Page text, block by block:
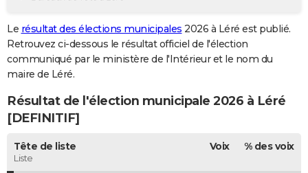
GUIDES D'ACHAT
BONS PLANS
CARTE DE VOEUX
Carte de Noël
Carte Bonne année
Carte Saint-Valentin
Carte Pâques
Carte d'anniversaire
DICTIONNAIRE
Dictionnaire
Biographies
Citations
Expressions
Proverbes
PROGRAMME TV
Le résultat des élections municipales 2026 à Léré est publié.
Retrouvez ci-dessous le résultat officiel de l'élection
communiqué par le ministère de l'Intérieur et le nom du
maire de Léré.
Résultat de l'élection municipale 2026 à Léré
[DEFINITIF]
Tête de liste
Liste
Voix % des voix